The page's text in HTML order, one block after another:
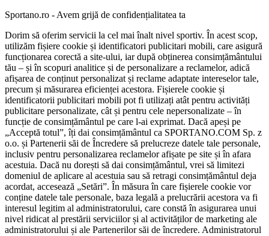
Sportano.ro - Avem grijă de confidențialitatea ta
Dorim să oferim servicii la cel mai înalt nivel sportiv. În acest scop,
utilizăm fișiere cookie și identificatori publicitari mobili, care asigură
funcționarea corectă a site-ului, iar după obținerea consimțământului
tău – și în scopuri analitice și de personalizare a reclamelor, adică
afișarea de conținut personalizat și reclame adaptate intereselor tale,
precum și măsurarea eficienței acestora. Fișierele cookie și
identificatorii publicitari mobili pot fi utilizați atât pentru activități
publicitare personalizate, cât și pentru cele nepersonalizate – în
funcție de consimțământul pe care l-ai exprimat. Dacă apeși pe
„Acceptă totul”, îți dai consimțământul ca SPORTANO.COM Sp. z
o.o. și Partenerii săi de Încredere să prelucreze datele tale personale,
inclusiv pentru personalizarea reclamelor afișate pe site și în afara
acestuia. Dacă nu dorești să dai consimțământul, vrei să limitezi
domeniul de aplicare al acestuia sau să retragi consimțământul deja
acordat, accesează „Setări”. În măsura în care fișierele cookie vor
conține datele tale personale, baza legală a prelucrării acestora va fi
interesul legitim al administratorului, care constă în asigurarea unui
nivel ridicat al prestării serviciilor și al activităților de marketing ale
administratorului și ale Partenerilor săi de încredere. Administratorul